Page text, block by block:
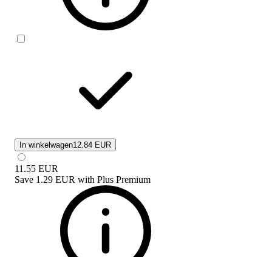
In winkelwagen12.84 EUR
11.55 EUR
Save 1.29 EUR with Plus Premium